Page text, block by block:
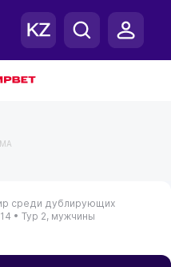
среди дублирующих
• Тур 2, мужчины